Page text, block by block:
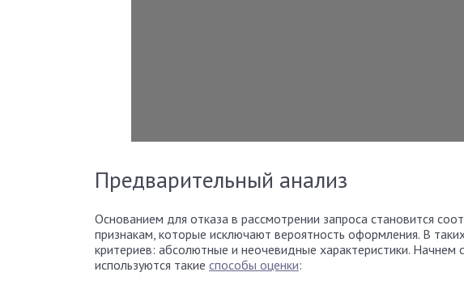
Предварительный анализ
Основанием для отказа в рассмотрении запроса становится
признакам, которые исключают вероятность оформления. В
критериев: абсолютные и неочевидные характеристики. Начнем
используются такие способы оценки: